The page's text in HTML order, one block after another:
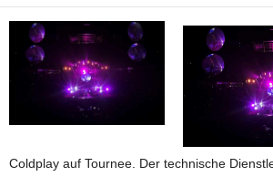
Coldplay auf Tournee. Der technische